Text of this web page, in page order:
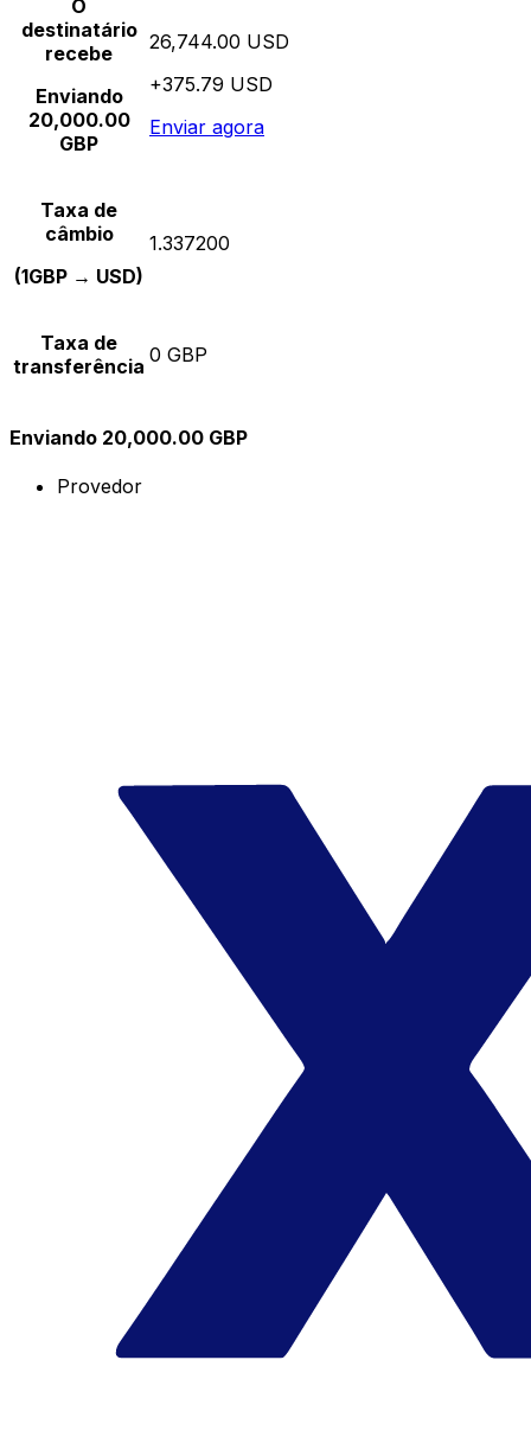
O
destinatário
recebe
Enviando
20,000.00
GBP
26,744.00 USD
+375.79 USD
Enviar agora
Taxa de
câmbio
(1GBP → USD)
1.337200
Taxa de
transferência 0 GBP
Enviando 20,000.00 GBP
Provedor